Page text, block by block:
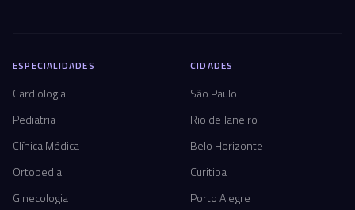
ESPECIALIDADES
Cardiologia
Pediatria
Clínica Médica
Ortopedia
Ginecologia
CIDADES
São Paulo
Rio de Janeiro
Belo Horizonte
Curitiba
Porto Alegre